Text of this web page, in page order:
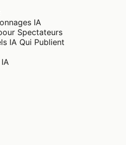
IA
Spectateurs
IA Qui Publient